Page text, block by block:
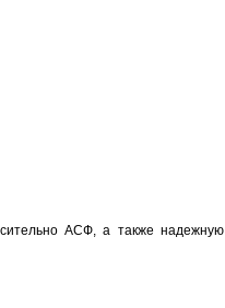
АСФ, а также надежную